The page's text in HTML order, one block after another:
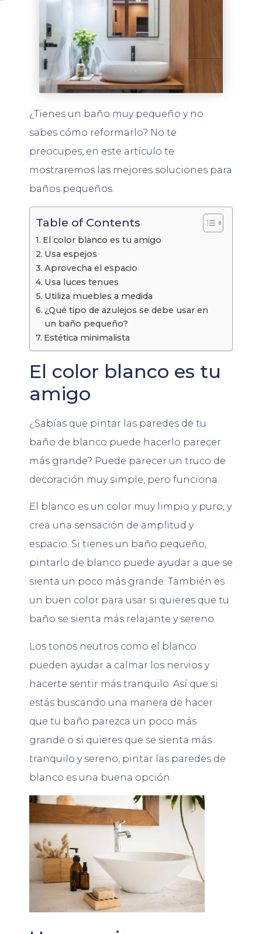
¿Tienes un ba ño muypequeño yno
sabes cómo reformar lo? No te
preocupes en este artícul o te
mostra remos las mejores sol uciones para
ba ños pequeños
Table of Contents
El color blanco es tu amigo
Usa espejos
Aprovecha el espacio
Usa luces tenues
Utiliza muebles a medida
¿Qué tipo de azulejos se debe usar en
un baño pequeño?
Estética minimalista
El color blanco es tu
amigo
¿Sabías que pintar las paredes de tu
baño de blanco puede hacerlo parecer
más grande? Puede parecer un truco de
decoración muy simple, pero funciona.
El blanco es un color muy limpio y puro, y
crea una sensación de amplitud y
espacio. Si tienes un baño pequeño,
pintarlo de blanco puede ayudar a que se
sienta un poco más grande. También es
un buen color para usar si quieres que tu
baño se sienta más relajante y sereno.
Los tonos neutros como el blanco
pueden ayudar a calmar los nervios y
hacerte sentir más tranquilo. Así que si
estás buscando una manera de hacer
que tu baño parezca un poco más
grande o si quieres que se sienta más
tranquilo y sereno, pintar las paredes de
blanco es una buena opción.